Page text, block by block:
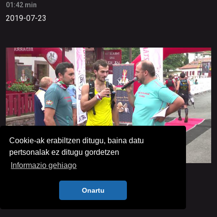
Cookie-ak erabiltzen ditugu, baina datu
pertsonalak ez ditugu gordetzen
Informazio gehiago
Onartu
01:42 min
2019-07-23